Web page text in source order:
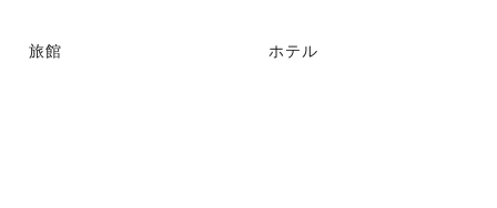
旅館 ホテル